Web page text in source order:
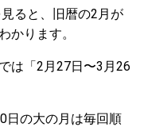
ると、旧暦の2月が
かります。
は「2月27日〜3月26
日の大の月は毎回順